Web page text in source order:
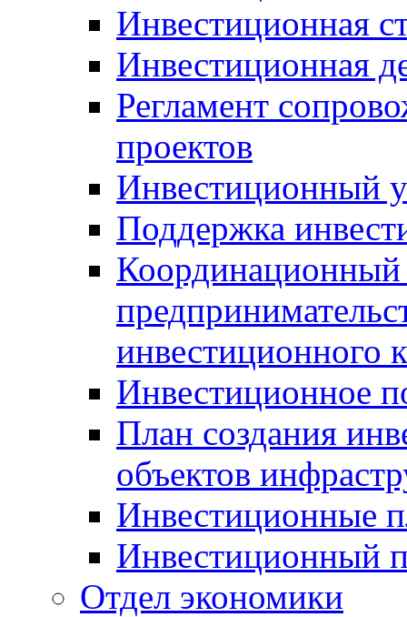
Инвестиционная
Инвестиционная
Регламент
проектов
Инвестиционный
Поддержка
Координационный
инвестиционного
Инвестиционное
План создания
объектов
Инвестиционные
Инвестиционный
Отдел экономики